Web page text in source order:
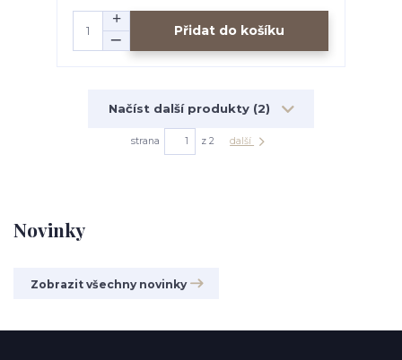
Novinky
Zobrazit všechny novinky
Přidat do košíku
Načíst další produkty (2)
strana z 2 další